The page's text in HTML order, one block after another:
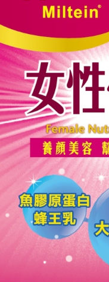
貨到付款
全家取貨付款
7-11 取貨付款
銀行轉帳／ATM
LINE Pay